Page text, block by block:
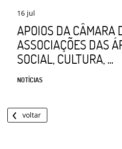
16 jul
APOIOS DA CÂMARA
ASSOCIAÇÕES DAS
SOCIAL, CULTURA, ...
NOTÍCIAS
voltar